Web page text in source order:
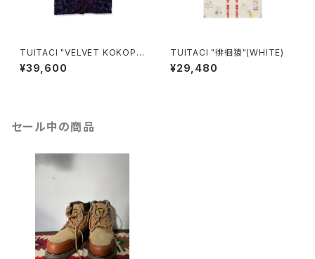
TUITACI "VELVET KOKOPE
LLI SHIRT"(NAVY)
¥39,600
TUITACI "徘徊猿"(WHITE)
¥29,480
セール中の商品